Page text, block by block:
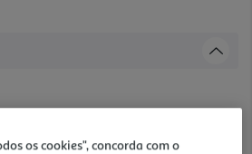
os cookies", concorda com o